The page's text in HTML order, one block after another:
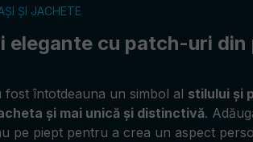
ȘI JACHETE
elegante cu patch-uri din
fost întotdeauna un simbol al stilului și
și mai unică și distinctivă.
pe piept pentru a crea un aspect